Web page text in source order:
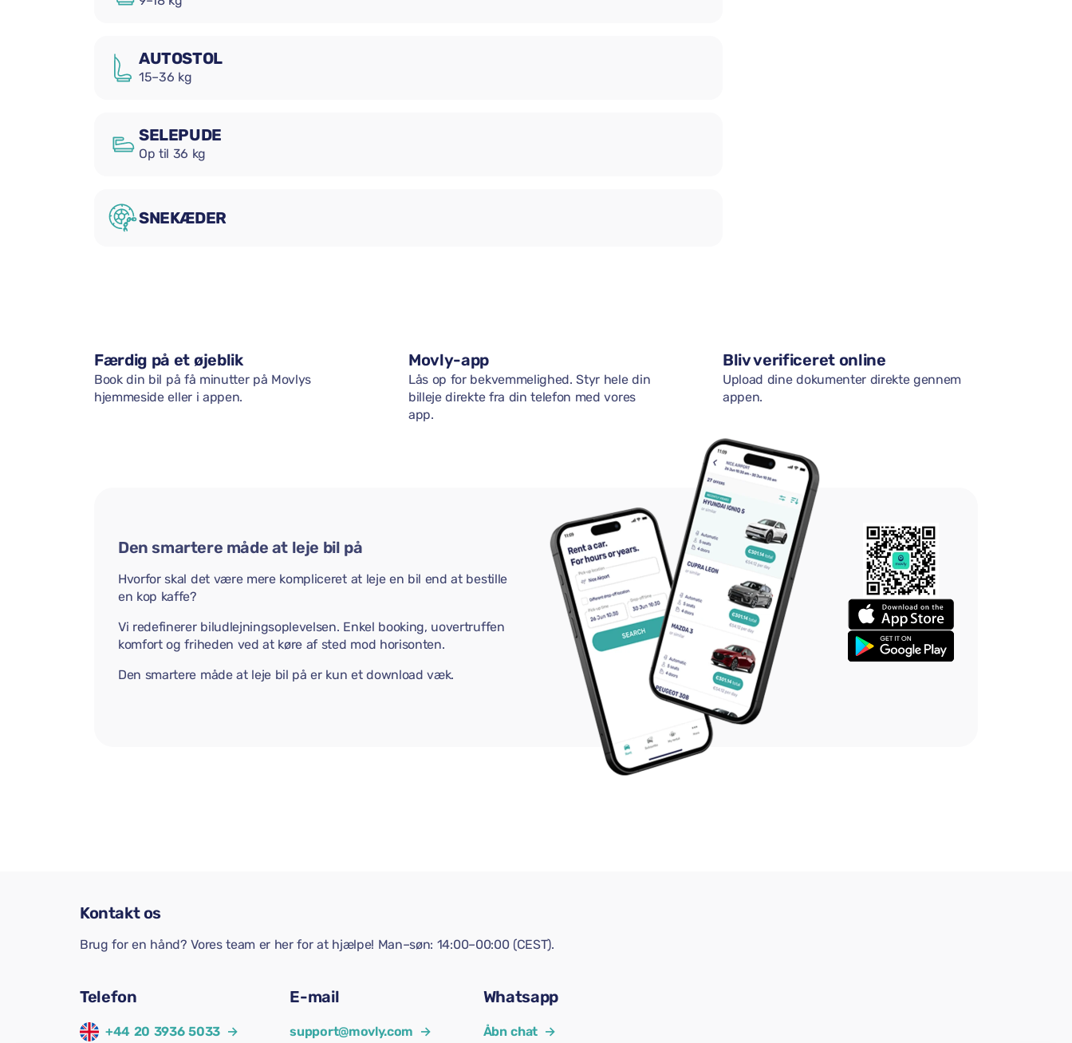
AUTOSTOL
15–36 kg
SELEPUDE
Op til 36 kg
SNEKÆDER
Færdig på et øjeblik
Book din bil på få minutter på Movlys
hjemmeside eller i appen.
Movly-app
Lås op for bekvemmelighed. Styr hele din
billeje direkte fra din telefon med vores
app.
Bliv verificeret online
Upload dine dokumenter direkte gennem
appen.
Den smartere måde at leje bil på
Hvorfor skal det være mere kompliceret at leje en bil end at bestille
en kop kaffe?
Vi redefinerer biludlejningsoplevelsen. Enkel booking, uovertruffen
komfort og friheden ved at køre af sted mod horisonten.
Den smartere måde at leje bil på er kun et download væk.
Kontakt os
Brug for en hånd? Vores team er her for at hjælpe! Man–søn: 14:00–00:00 (CEST).
Telefon
+44 20 3936 5033 →
E-mail
support@movly.com →
Whatsapp
Åbn chat →